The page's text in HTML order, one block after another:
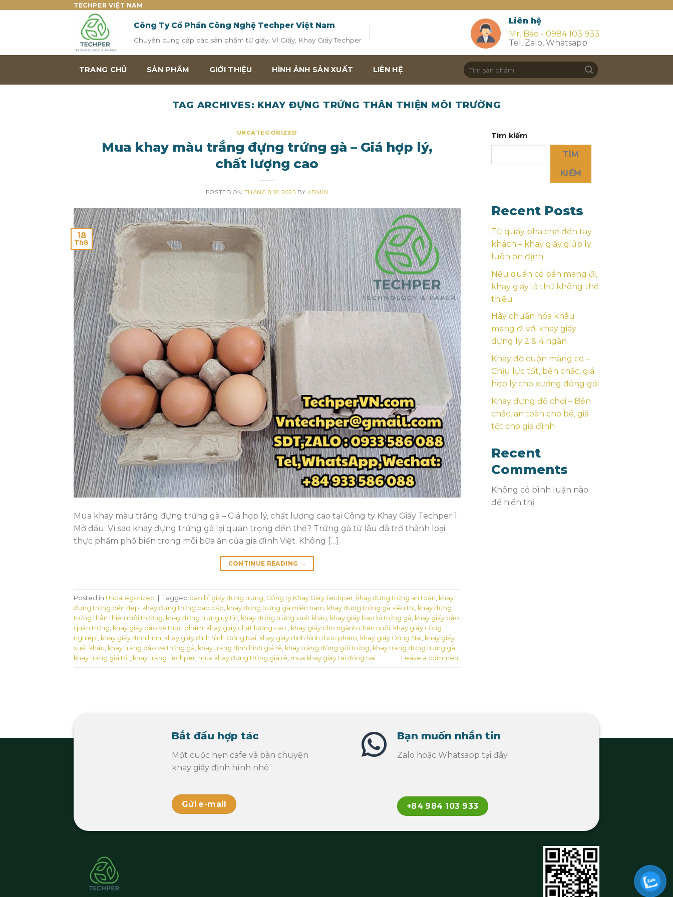
TECHPER VIỆT NAM
Công Ty Cổ Phần Công Nghệ Techper Việt Nam
Chuyên cung cấp các sản phẩm từ giấy, Vỉ Giấy, Khay Giấy Techper
Liên hệ
Mr. Bảo - 0984 103 933
Tel, Zalo, Whatsapp
TRANG CHỦ SẢN PHẨM GIỚI THIỆU HÌNH ẢNH SẢN XUẤT LIÊN HỆ
Search
for:
TAG ARCHIVES: KHAY ĐỰNG TRỨNG THÂN THIỆN MÔI TRƯỜNG
UNCATEGORIZED
Mua khay màu trắng đựng trứng gà – Giá hợp lý,
chất lượng cao
POSTED ON THÁNG 8 18, 2025 BY ADMIN
18
Th8
Mua khay màu trắng đựng trứng gà – Giá hợp lý, chất lượng cao tại Công ty Khay Giấy Techper 1.
Mở đầu: Vì sao khay đựng trứng gà lại quan trọng đến thế? Trứng gà từ lâu đã trở thành loại
thực phẩm phổ biến trong mỗi bữa ăn của gia đình Việt. Không […]
CONTINUE READING →
Posted in Uncategorized | Tagged bao bì giấy đựng trứng Công ty Khay Giấy Techper khay đựng trứng an toàn khay
đựng trứng bền đẹp khay đựng trứng cao cấp khay đựng trứng gà miền nam khay đựng trứng gà siêu thị khay đựng
trứng thân thiện môi trường khay đựng trứng uy tín khay đựng trứng xuất khẩu khay giấy bao bì trứng gà khay giấy bảo
quản trứng khay giấy bảo vệ thực phẩm khay giấy chất lượng cao. khay giấy cho ngành chăn nuôi khay giấy công
nghiệp.
khay giấy định hình khay giấy định hình Đồng Nai khay giấy định hình thực phẩm khay giấy Đồng Nai khay giấy
xuất khẩu khay trắng bảo vệ trứng gà khay trắng định hình giá rẻ khay trắng đóng gói trứng khay trắng đựng trứng gà
khay trắng giá tốt khay trắng Techper mua khay đựng trứng giá rẻ mua khay giấy tại đồng nai Leave a comment
Tìm kiếm
TÌM
KIẾM
Recent Posts
Từ quầy pha chế đến tay
khách – khay giấy giúp ly
luôn ổn định
Nếu quán có bán mang đi,
khay giấy là thứ không thể
thiếu
Hãy chuẩn hóa khâu
mang đi với khay giấy
đựng ly 2 & 4 ngăn
Khay đỡ cuộn màng co –
Chịu lực tốt, bền chắc, giá
hợp lý cho xưởng đóng gói
Khay đựng đồ chơi – Bền
chắc, an toàn cho bé, giá
tốt cho gia đình
Recent
Comments
Không có bình luận nào
để hiển thị.
Bắt đầu hợp tác
Một cuộc hẹn cafe và bàn chuyện
khay giấy định hình nhé
Gửi e-mail
Bạn muốn nhắn tin
Zalo hoặc Whatsapp tại đây
+84 984 103 933